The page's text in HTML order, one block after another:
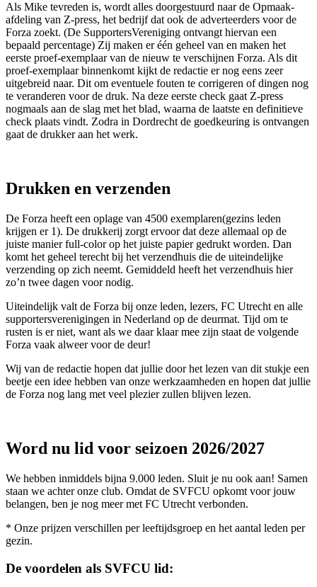
Als Mike tevreden is, wordt alles doorgestuurd naar de Opmaak-
afdeling van Z-press, het bedrijf dat ook de adverteerders voor de
Forza zoekt. (De SupportersVereniging ontvangt hiervan een
bepaald percentage) Zij maken er één geheel van en maken het
eerste proef-exemplaar van de nieuw te verschijnen Forza. Als dit
proef-exemplaar binnenkomt kijkt de redactie er nog eens zeer
uitgebreid naar. Dit om eventuele fouten te corrigeren of dingen nog
te veranderen voor de druk. Na deze eerste check gaat Z-press
nogmaals aan de slag met het blad, waarna de laatste en definitieve
check plaats vindt. Zodra in Dordrecht de goedkeuring is ontvangen
gaat de drukker aan het werk.
Drukken en verzenden
De Forza heeft een oplage van 4500 exemplaren(gezins leden
krijgen er 1). De drukkerij zorgt ervoor dat deze allemaal op de
juiste manier full-color op het juiste papier gedrukt worden. Dan
komt het geheel terecht bij het verzendhuis die de uiteindelijke
verzending op zich neemt. Gemiddeld heeft het verzendhuis hier
zo’n twee dagen voor nodig.
Uiteindelijk valt de Forza bij onze leden, lezers, FC Utrecht en alle
supportersverenigingen in Nederland op de deurmat. Tijd om te
rusten is er niet, want als we daar klaar mee zijn staat de volgende
Forza vaak alweer voor de deur!
Wij van de redactie hopen dat jullie door het lezen van dit stukje een
beetje een idee hebben van onze werkzaamheden en hopen dat jullie
de Forza nog lang met veel plezier zullen blijven lezen.
Word nu lid voor seizoen 2026/2027
We hebben inmiddels bijna 9.000 leden. Sluit je nu ook aan! Samen
staan we achter onze club. Omdat de SVFCU opkomt voor jouw
belangen, ben je nog meer met FC Utrecht verbonden.
* Onze prijzen verschillen per leeftijdsgroep en het aantal leden per
gezin.
De voordelen als SVFCU lid: